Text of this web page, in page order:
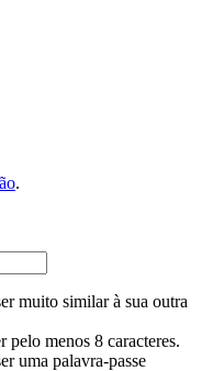
.
muito similar à sua outra
pelo menos 8 caracteres.
uma palavra-passe